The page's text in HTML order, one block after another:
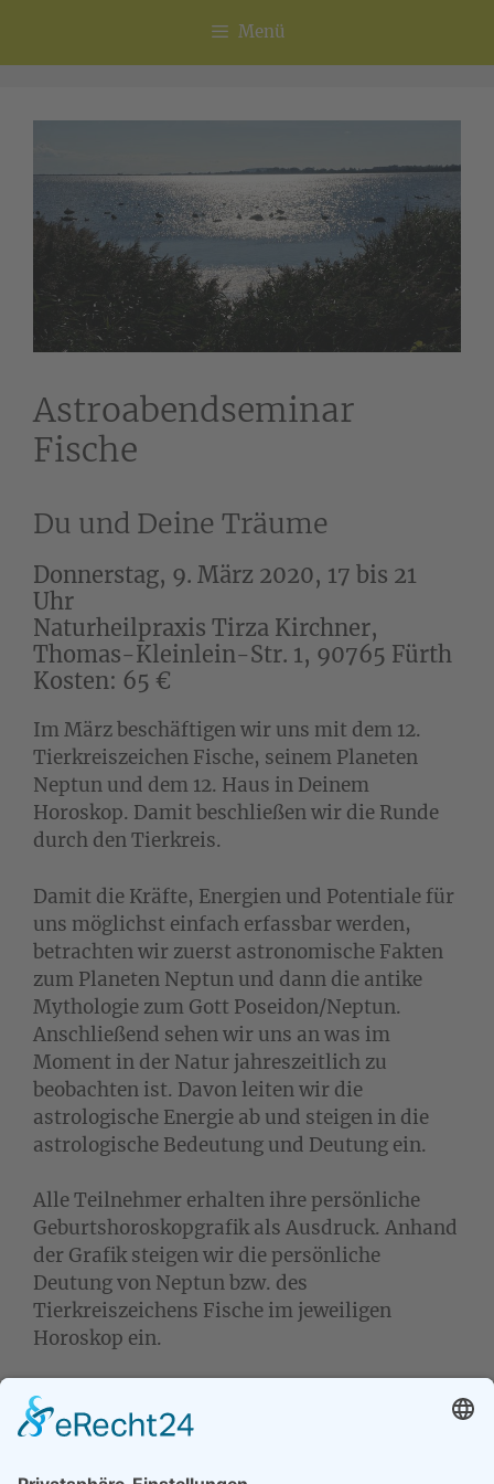
Menü
Astroabendseminar
Fische
Du und Deine Träume
Donnerstag, 9. März 2020, 17 bis 21
Uhr
Naturheilpraxis Tirza Kirchner,
Thomas-Kleinlein-Str. 1, 90765 Fürth
Kosten: 65 €
Im März beschäftigen wir uns mit dem 12.
Tierkreiszeichen Fische, seinem Planeten
Neptun und dem 12. Haus in Deinem
Horoskop. Damit beschließen wir die Runde
durch den Tierkreis.
Damit die Kräfte, Energien und Potentiale für
uns möglichst einfach erfassbar werden,
betrachten wir zuerst astronomische Fakten
zum Planeten Neptun und dann die antike
Mythologie zum Gott Poseidon/Neptun.
Anschließend sehen wir uns an was im
Moment in der Natur jahreszeitlich zu
beobachten ist. Davon leiten wir die
astrologische Energie ab und steigen in die
astrologische Bedeutung und Deutung ein.
Alle Teilnehmer erhalten ihre persönliche
Geburtshoroskopgrafik als Ausdruck. Anhand
der Grafik steigen wir die persönliche
Deutung von Neptun bzw. des
Tierkreiszeichens Fische im jeweiligen
Horoskop ein.
Für das Seminar sind keine astrologischen
Vorkenntnisse erforderlich.
Nach Zusage/Anmeldung ist eine kostenfreie